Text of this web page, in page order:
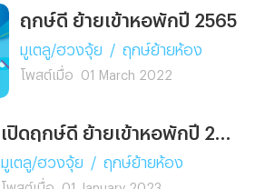
ฤกษ์ดี ย้ายเข้าหอพักปี 2565
มูเตลู/ฮวงจุ้ย / ฤกษ์ย้ายห้อง
โพสต์เมื่อ 01 March 2022
มูเตลู/ฮวงจุ้ย / ฤกษ์ย้ายห้อง
โพสต์เมื่อ 01 January 2023